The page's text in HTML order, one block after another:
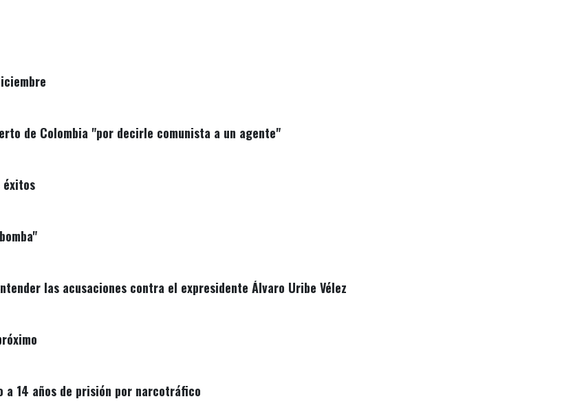
de Colombia "por decirle comunista a un agente"
éxitos
las acusaciones contra el expresidente Álvaro Uribe Vélez
a 14 años de prisión por narcotráfico